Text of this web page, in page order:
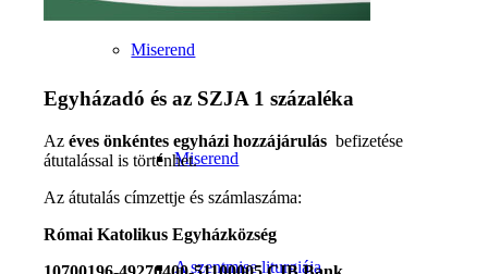
Miserend
Miserend
A szentmise liturgiája
Egyházadó és az SZJA 1 százaléka
Azéves önkéntes egyházi hozzájárulás befizetése
átutalással is történhet.
Az átutalás címzettje és számlaszáma:
Római Katolikus Egyházközség